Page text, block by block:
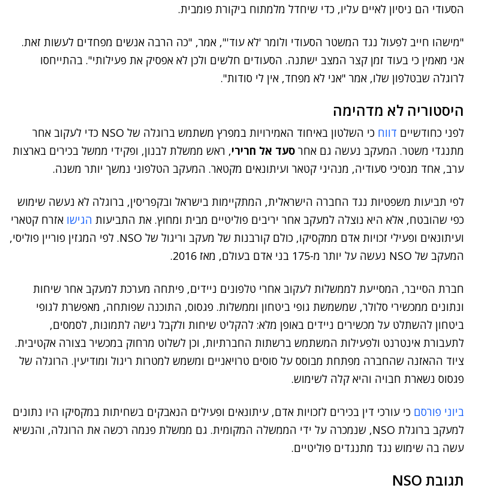
הסעודי הם ניסיון לאיים עליו, כדי שיחדל מלמתוח ביקורת פומבית.
"מישהו חייב לפעול נגד המשטר הסעודי ולומר 'לא עוד'", אמר, "כה הרבה אנשים מפחדים לעשות זאת.
אני מאמין כי בעוד זמן קצר המצב ישתנה. הסעודים חלשים ולכן לא אפסיק את פעילותי". בהתייחסו
לרוגלה שבטלפון שלו, אמר "אני לא מפחד, אין לי סודות".
היסטוריה לא מדהימה
לפני כחודשיים דווח
כי השלטון באיחוד האמירויות במפרץ משתמש ברוגלה של NSO כדי לעקוב אחר
מתנגדי משטר. המעקב נעשה גם אחר סעד אל חרירי, ראש ממשלת לבנון, ופקידי ממשל בכירים בארצות
ערב, אחד מנסיכי סעודיה, מנהיגי קטאר ועיתונאים מקטאר. המעקב הטלפוני נמשך יותר משנה.
לפי תביעות משפטיות נגד החברה הישראלית, המתקיימות בישראל ובקפריסין, ברוגלה לא נעשה שימוש
כפי שהובטח, אלא היא נוצלה למעקב אחר יריבים פוליטיים מבית ומחוץ. את התביעות הגישו אזרח קטארי
ועיתונאים ופעילי זכויות אדם ממקסיקו, כולם קורבנות של מעקב וריגול של NSO. לפי המגזין פוריין פוליסי,
המעקב של NSO נעשה על יותר מ-175 בני אדם בעולם, מאז 2016.
חברת הסייבר, המסייעת לממשלות לעקוב אחרי טלפונים ניידים, פיתחה מערכת למעקב אחר שיחות
ונתונים ממכשירי סלולר, שמשמשת גופי ביטחון וממשלות. פגסוס, התוכנה שפותחה, מאפשרת לגופי
ביטחון להשתלט על מכשירים ניידים באופן מלא: להקליט שיחות ולקבל גישה לתמונות, לסמסים,
לתעבורת אינטרנט ולפעילות המשתמש ברשתות החברתיות, וכן לשלוט מרחוק במכשיר בצורה אקטיבית.
ציוד ההאזנה שהחברה מפתחת מבוסס על סוסים טרויאניים ומשמש למטרות ריגול ומודיעין. הרוגלה של
פגסוס נשארת חבויה והיא קלה לשימוש.
ביוני פורסם כי עורכי דין בכירים לזכויות אדם, עיתונאים ופעילים הנאבקים בשחיתות במקסיקו היו נתונים
למעקב ברוגלת NSO, שנמכרה על ידי הממשלה המקומית. גם ממשלת פנמה רכשה את הרוגלה, והנשיא
עשה בה שימוש נגד מתנגדים פוליטיים.
תגובת NSO